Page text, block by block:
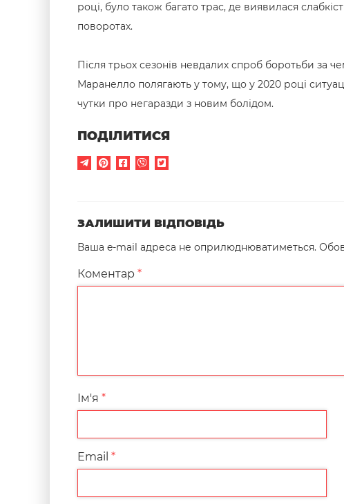
році, було також багато трас, де виявилася
поворотах.
Після трьох сезонів невдалих спроб боротьби за
Маранелло полягають у тому, що у 2020 році
чутки про негаразди з новим болідом.
ПОДІЛИТИСЯ
ЗАЛИШИТИ ВІДПОВІДЬ
Ваша e-mail адреса не оприлюднюватиметься.
Коментар *
Ім'я *
Email *